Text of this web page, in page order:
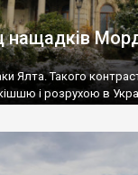
нащадків
Ялта. Такого
і розрухою в